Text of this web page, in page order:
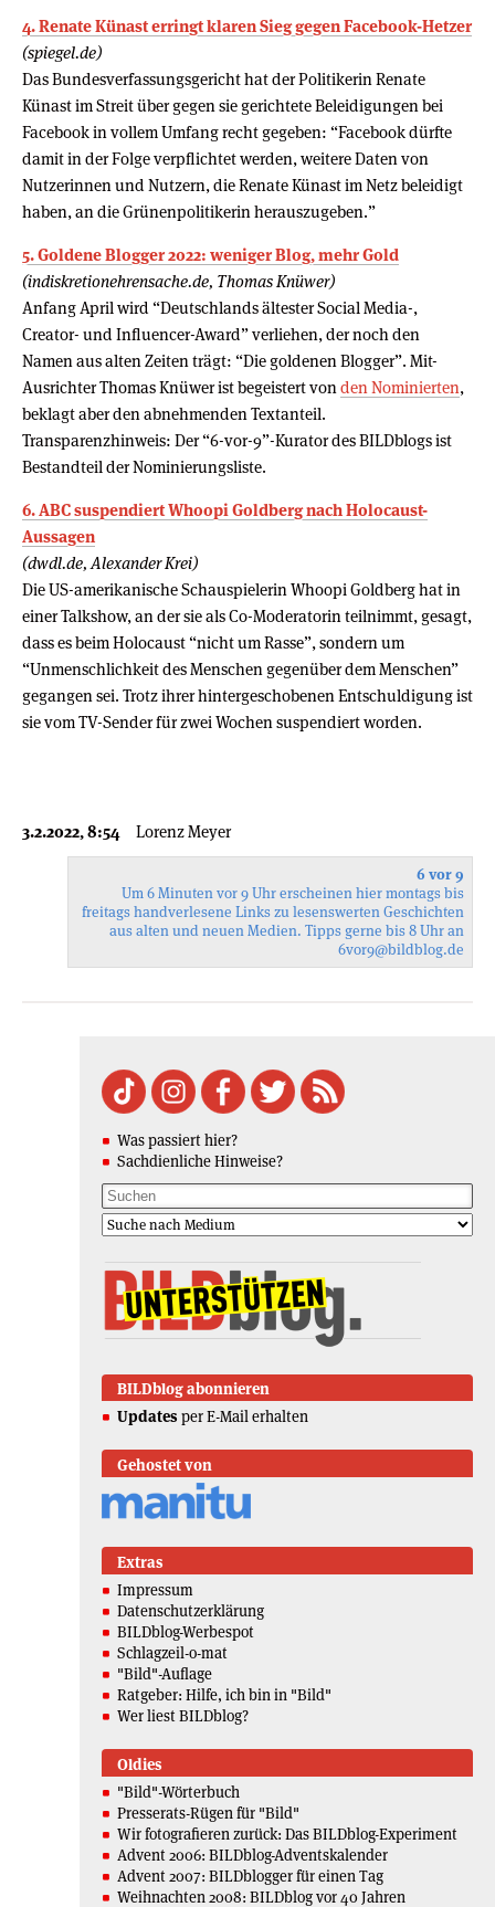
4. Renate Künast erringt klaren Sieg gegen Facebook-Hetzer
(spiegel.de)
Das Bundesverfassungsgericht hat der Politikerin Renate
Künast im Streit über gegen sie gerichtete Beleidigungen bei
Facebook in vollem Umfang recht gegeben: “Facebook dürfte
damit in der Folge verpflichtet werden, weitere Daten von
Nutzerinnen und Nutzern, die Renate Künast im Netz beleidigt
haben, an die Grünenpolitikerin herauszugeben.”
5. Goldene Blogger 2022: weniger Blog, mehr Gold
(indiskretionehrensache.de, Thomas Knüwer)
Anfang April wird “Deutschlands ältester Social Media-,
Creator- und Influencer-Award” verliehen, der noch den
Namen aus alten Zeiten trägt: “Die goldenen Blogger”. Mit-
Ausrichter Thomas Knüwer ist begeistert von den Nominierten,
beklagt aber den abnehmenden Textanteil.
Transparenzhinweis: Der “6-vor-9”-Kurator des BILDblogs ist
Bestandteil der Nominierungsliste.
6. ABC suspendiert Whoopi Goldberg nach Holocaust-
Aussagen
(dwdl.de, Alexander Krei)
Die US-amerikanische Schauspielerin Whoopi Goldberg hat in
einer Talkshow, an der sie als Co-Moderatorin teilnimmt, gesagt,
dass es beim Holocaust “nicht um Rasse”, sondern um
“Unmenschlichkeit des Menschen gegenüber dem Menschen”
gegangen sei. Trotz ihrer hintergeschobenen Entschuldigung ist
sie vom TV-Sender für zwei Wochen suspendiert worden.
3.2.2022, 8:54 Lorenz Meyer
6 vor 9
Um 6 Minuten vor 9 Uhr erscheinen hier montags bis
freitags handverlesene Links zu lesenswerten Geschichten
aus alten und neuen Medien. Tipps gerne bis 8 Uhr an
6vor9@bildblog.de
Was passiert hier?
Sachdienliche Hinweise?
BILDblog abonnieren
Updates per E-Mail erhalten
Gehostet von
Extras
Impressum
Datenschutzerklärung
BILDblog-Werbespot
Schlagzeil-o-mat
"Bild"-Auflage
Ratgeber: Hilfe, ich bin in "Bild"
Wer liest BILDblog?
Oldies
"Bild"-Wörterbuch
Presserats-Rügen für "Bild"
Wir fotografieren zurück: Das BILDblog-Experiment
Advent 2006: BILDblog-Adventskalender
Advent 2007: BILDblogger für einen Tag
Weihnachten 2008: BILDblog vor 40 Jahren